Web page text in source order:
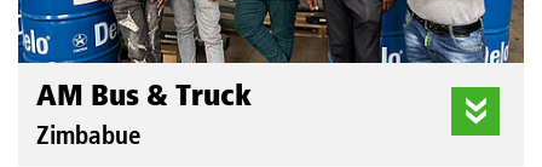
AM Bus & Truck
Zimbabue